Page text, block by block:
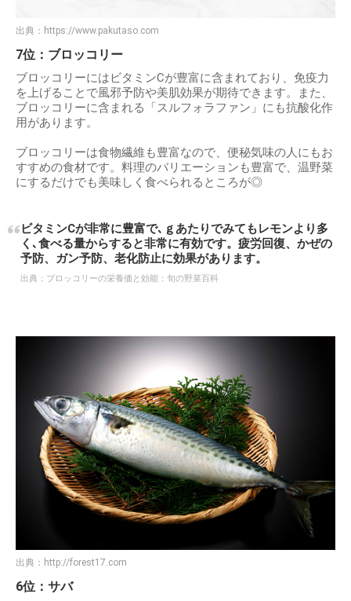
出典： https://www.pakutaso.com
7位：ブロッコリー
ブロッコリーにはビタミンCが豊富に含まれており、免疫力
を上げることで風邪予防や美肌効果が期待できます。また、
ブロッコリーに含まれる「スルフォラファン」にも抗酸化作
用があります。
ブロッコリーは食物繊維も豊富なので、便秘気味の人にもお
すすめの食材です。料理のバリエーションも豊富で、温野菜
にするだけでも美味しく食べられるところが◎
ビタミンCが非常に豊富で､ｇあたりでみてもレモンより多
く､食べる量からすると非常に有効です。疲労回復、かぜの
予防、ガン予防、老化防止に効果があります。
出典： ブロッコリーの栄養価と効能：旬の野菜百科
出典： http://forest17.com
6位：サバ